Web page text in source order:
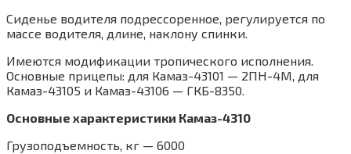
Сиденье водителя подрессоренное, регулируется по
массе водителя, длине, наклону спинки.
Имеются модификации тропического исполнения.
Основные прицепы: для Камаз-43101 — 2ПН-4М, для
Камаз-43105 и Камаз-43106 — ГКБ-8350.
Основные характеристики Камаз-4310
Грузоподъемность, кг — 6000